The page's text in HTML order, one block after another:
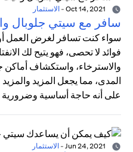
- الاستثمار
سافر مع سيتي جلوبال
سواء كنت تسافر لغرض العمل أو
فوائد لا تحصى، فهو يتيح لك
والاسترخاء، واستكشاف أماكن
المدى، مما يجعل المزيد
على أنه حاجة أساسية
- الاستثمار